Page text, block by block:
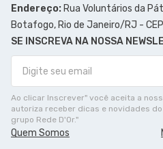
Endereço: Rua Voluntários da
Botafogo, Rio de Janeiro/RJ -
SE INSCREVA NA NOSSA
Ao clicar Inscrever" você aceita a
autoriza receber dicas e novidades
grupo Rede D'Or."
Quem Somos